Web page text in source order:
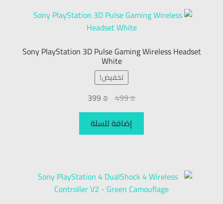
Sony PlayStation 3D Pulse Gaming Wireless Headset
White
تخفيض!
499₪
399 ₪
إضافة للسلة